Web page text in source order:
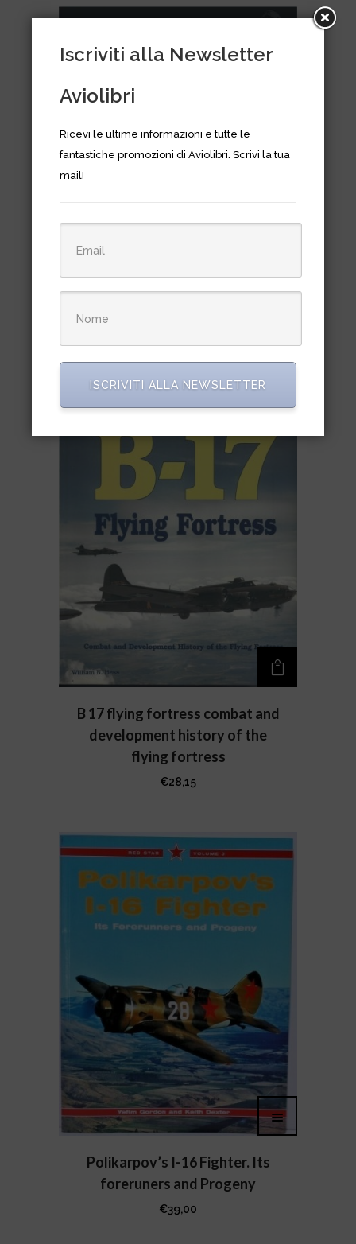
Marchetti SF-260 Flying with
Air Forces around the world
B 17 flying fortress combat and
development history of the
flying fortress
€28,15
Polikarpov’s I-16 Fighter. Its
foreruners and Progeny
€39,00
Iscriviti alla Newsletter
Aviolibri
Ricevi le ultime informazioni e tutte le
fantastiche promozioni di Aviolibri. Scrivi la tua
mail!
ISCRIVITI ALLA NEWSLETTER